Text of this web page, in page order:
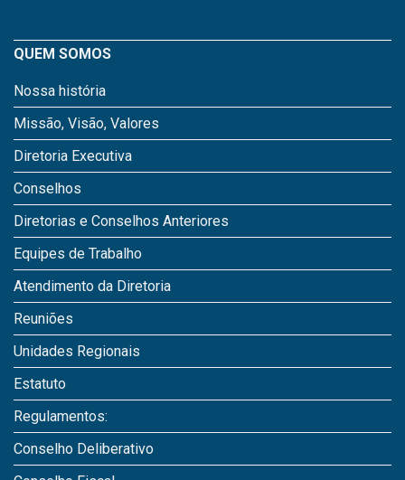
QUEM SOMOS
Nossa história
Missão, Visão, Valores
Diretoria Executiva
Conselhos
Diretorias e Conselhos Anteriores
Equipes de Trabalho
Atendimento da Diretoria
Reuniões
Unidades Regionais
Estatuto
Regulamentos:
Conselho Deliberativo